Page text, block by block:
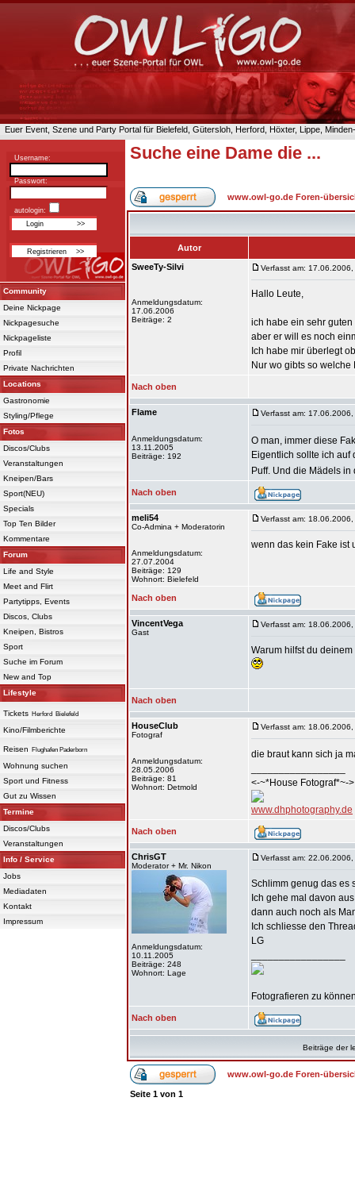
Euer Event, Szene und Party Portal für Bielefeld, Gütersloh, Herford, Höxter, Lippe,
Username:
Passwort:
autologin:
Community
Deine Nickpage
Nickpagesuche
Nickpageliste
Profil
Private Nachrichten
Locations
Gastronomie
Styling/Pflege
Fotos
Discos/Clubs
Veranstaltungen
Kneipen/Bars
Sport(NEU)
Specials
Top Ten Bilder
Kommentare
Forum
Life and Style
Meet and Flirt
Partytipps, Events
Discos, Clubs
Kneipen, Bistros
Sport
Suche im Forum
New and Top
Lifestyle
Tickets Herford Bielefeld
Kino/Filmberichte
Reisen Flughafen Paderborn
Wohnung suchen
Sport und Fitness
Gut zu Wissen
Termine
Discos/Clubs
Veranstaltungen
Info / Service
Jobs
Mediadaten
Kontakt
Impressum
Suche eine Dame die ...
www.owl-go.de Foren-
Autor
SweeTy-Silvi
Anmeldungsdatum:
17.06.2006
Beiträge: 2
Verfasst am:
Hallo Leute,
ich habe ein sehr
aber er will es noch
Ich habe mir überlegt
Nur wo gibts so
Nach oben
Flame
Anmeldungsdatum:
13.11.2005
Beiträge: 192
Verfasst am:
O man, immer diese
Eigentlich sollte ich auf
Puff. Und die Mädels
Nach oben
meli54
Co-Admina + Moderatorin
Anmeldungsdatum:
27.07.2004
Beiträge: 129
Wohnort: Bielefeld
Verfasst am:
wenn das kein Fake ist
Nach oben
VincentVega
Gast
Verfasst am:
Warum hilfst du
Nach oben
HouseClub
Fotograf
Anmeldungsdatum:
28.05.2006
Beiträge: 81
Wohnort: Detmold
Verfasst am: 18.06.2006,
die braut kann sich ja
<-~*House Fotograf*~->
www.dhphotography.de
Nach oben
ChrisGT
Moderator + Mr. Nikon
Anmeldungsdatum:
10.11.2005
Beiträge: 248
Wohnort: Lage
Verfasst am:
Schlimm genug das es
Ich gehe mal davon
dann auch noch als
Ich schliesse den
LG
Fotografieren zu
Nach oben
Beiträge der
www.owl-go.de Foren-
Seite 1 von 1